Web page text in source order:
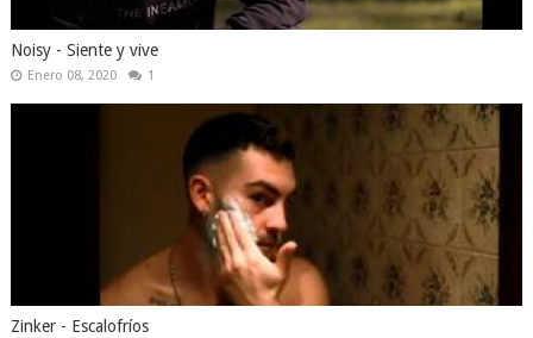
Noisy - Siente y vive
Enero 08, 2020 1
Zinker - Escalofríos